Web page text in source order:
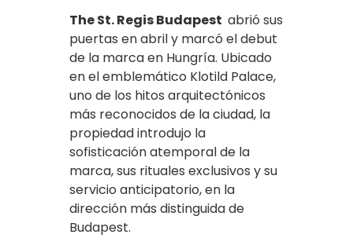
The St. Regis Budapest abrió sus
puertas en abril y marcó el debut
de la marca en Hungría. Ubicado
en el emblemático Klotild Palace,
uno de los hitos arquitectónicos
más reconocidos de la ciudad, la
propiedad introdujo la
sofisticación atemporal de la
marca, sus rituales exclusivos y su
servicio anticipatorio, en la
dirección más distinguida de
Budapest.